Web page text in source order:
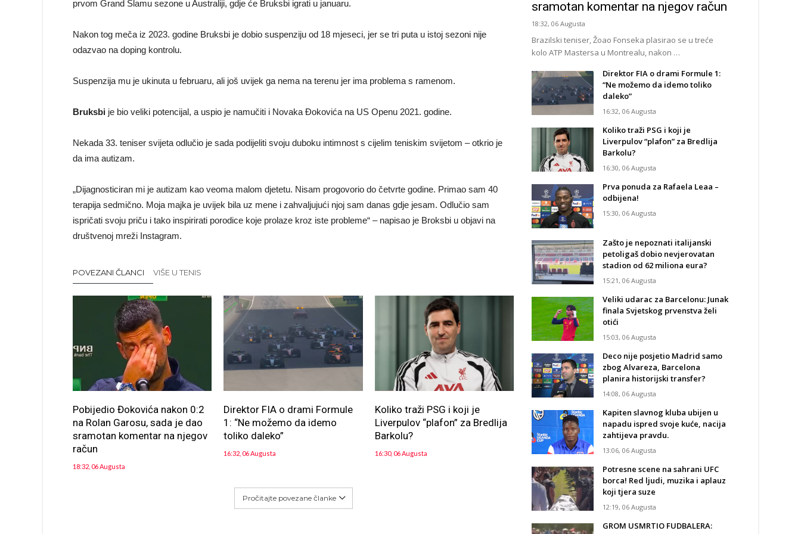
prvom Grand Slamu sezone u Australiji, gdje će Bruksbi igrati u januaru.
Nakon tog meča iz 2023. godine Bruksbi je dobio suspenziju od 18 mjeseci, jer se tri puta u istoj sezoni nije
odazvao na doping kontrolu.
Suspenzija mu je ukinuta u februaru, ali još uvijek ga nema na terenu jer ima problema s ramenom.
Bruksbi je bio veliki potencijal, a uspio je namučiti i Novaka Đokovića na US Openu 2021. godine.
Nekada 33. teniser svijeta odlučio je sada podijeliti svoju duboku intimnost s cijelim teniskim svijetom – otkrio je
da ima autizam.
„Dijagnosticiran mi je autizam kao veoma malom djetetu. Nisam progovorio do četvrte godine. Primao sam 40
terapija sedmično. Moja majka je uvijek bila uz mene i zahvaljujući njoj sam danas gdje jesam. Odlučio sam
ispričati svoju priču i tako inspirirati porodice koje prolaze kroz iste probleme“ – napisao je Broksbi u objavi na
društvenoj mreži Instagram.
POVEZANI ČLANCI VIŠE U TENIS
Pobijedio Đokovića nakon 0:2
na Rolan Garosu, sada je dao
sramotan komentar na njegov
račun
18:32, 06 Augusta
Direktor FIA o drami Formule
1: “Ne možemo da idemo
toliko daleko”
16:32, 06 Augusta
Koliko traži PSG i koji je
Liverpulov “plafon” za Bredlija
Barkolu?
16:30, 06 Augusta
Pročitajte povezane članke
sramotan komentar na njegov račun
18:32, 06 Augusta
Brazilski teniser, Žoao Fonseka plasirao se u treće
kolo ATP Mastersa u Montrealu, nakon …
Direktor FIA o drami Formule 1:
“Ne možemo da idemo toliko
daleko”
16:32, 06 Augusta
Koliko traži PSG i koji je
Liverpulov “plafon” za Bredlija
Barkolu?
16:30, 06 Augusta
Prva ponuda za Rafaela Leaa –
odbijena!
15:30, 06 Augusta
Zašto je nepoznati italijanski
petoligaš dobio nevjerovatan
stadion od 62 miliona eura?
15:21, 06 Augusta
Veliki udarac za Barcelonu: Junak
finala Svjetskog prvenstva želi
otići
15:03, 06 Augusta
Deco nije posjetio Madrid samo
zbog Alvareza, Barcelona
planira historijski transfer?
14:08, 06 Augusta
Kapiten slavnog kluba ubijen u
napadu ispred svoje kuće, nacija
zahtijeva pravdu.
13:06, 06 Augusta
Potresne scene na sahrani UFC
borca! Red ljudi, muzika i aplauz
koji tjera suze
12:19, 06 Augusta
GROM USMRTIO FUDBALERA: